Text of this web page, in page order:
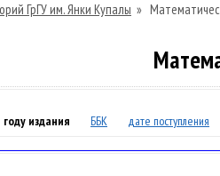
ГрГУ им. Янки Купалы »
году издания ББК дате поступления